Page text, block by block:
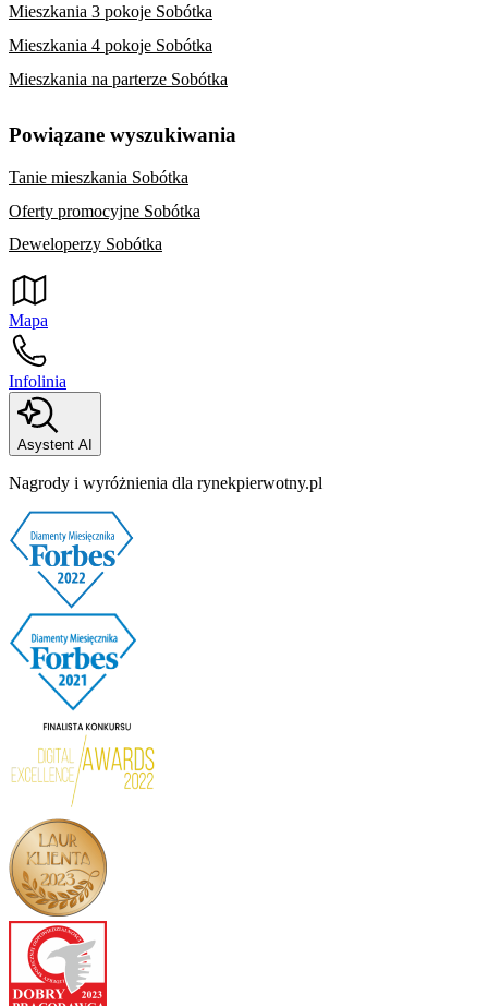
Mieszkania 3 pokoje Sobótka
Mieszkania 4 pokoje Sobótka
Mieszkania na parterze Sobótka
Powiązane wyszukiwania
Tanie mieszkania Sobótka
Oferty promocyjne Sobótka
Deweloperzy Sobótka
Mapa
Infolinia
Asystent AI
Nagrody i wyróżnienia dla rynekpierwotny.pl